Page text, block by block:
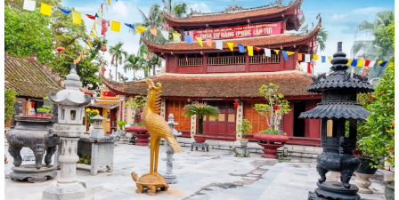
ẤM ÁP CHƯƠNG TRÌNH THĂM, TẶNG QUÀ NHÂN KỶ NIỆM 25 NĂM
NGÀY GIA ĐÌNH VIỆT NAM (28/6/2001 – 28/6/2026)
HỘI CỰU CHIẾN BINH, HỘI LHPN PHƯỜNG HƯNG ĐẠO DỌN VỆ SINH
NGHĨA TRANG LIỆT SĨ
HỘI ĐỒNG NHÂN DÂN PHƯỜNG HƯNG ĐẠO TỔ CHỨC KỲ HỌP THỨ 2
(KỲ HỌP THƯỜNG LỆ GIỮA NĂM) NĂM 2026
Đảng ủy phường Hưng Đạo đạt nhiều kết quả tích cực trong 6 tháng